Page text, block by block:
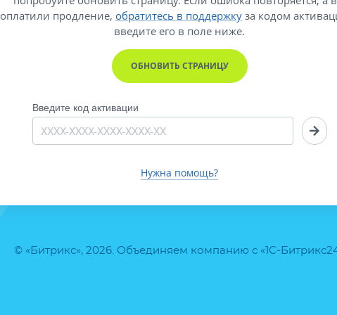
© «Битрикс», 2026. Объединяем компанию с «1С-
оплатили продление, обратитесь в поддержку за кодом
введите его в поле ниже.
ОБНОВИТЬ СТРАНИЦУ
Введите код активации
Нужна помощь?